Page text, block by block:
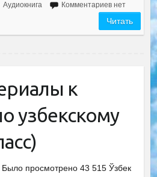
Аудиокнига Комментариев нет
Читать
к
узбекскому
Было просмотрено 43 515 Ўзбек